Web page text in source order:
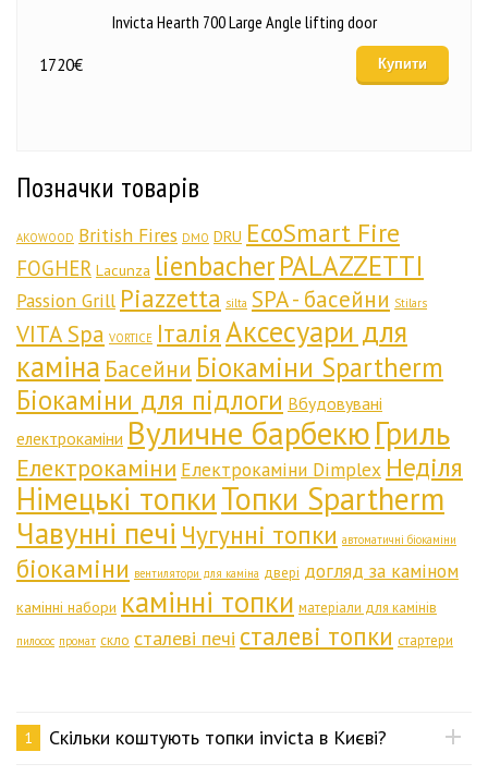
Invicta Hearth 700 Large Angle lifting door
1720€ Купити
Позначки товарів
AKOWOOD British Fires DMO DRU EcoSmart Fire
FOGHER Lacunza lienbacherPALAZZETTI
Passion Grill Piazzetta silta SPA - басейни Stilars
VITA Spa VORTICE Італія Аксесуари для
каміна Басейни Біокаміни Spartherm
Біокаміни для підлоги Вбудовувані
електрокаміни Вуличне барбекюГриль
Електрокаміни Електрокаміни Dimplex Неділя
Німецькі топкиТопки Spartherm
Чавунні печі Чугунні топки автоматичні біокаміни
біокаміни вентилятори для каміна двері догляд за каміном
камінні набори камінні топки матеріали для камінів
пилосос промат скло сталеві печі сталеві топки стартери
1 Скільки коштують топки invicta в Києві?